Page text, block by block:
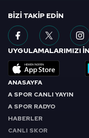
ANASAYFA
A SPOR CANLI YAYIN
A SPOR RADYO
HABERLER
CANLI SKOR
BIZI TAKIP EDIN
UYGULAMALARIMIZI